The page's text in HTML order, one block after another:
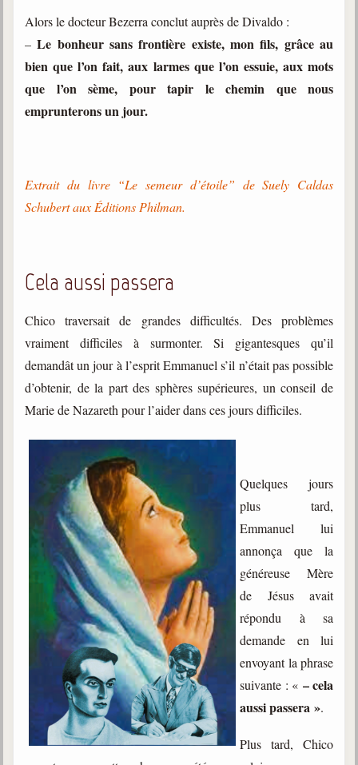
Alors le docteur Bezerra conclut auprès de Divaldo :
–Le bonheur sans frontière existe, mon fils, grâce au
bien que l’on fait, aux larmes que l’on essuie, aux mots
que l’on sème, pour tapir le chemin que nous
emprunterons un jour.
Extrait du livre “Le semeur d’étoile” de Suely Caldas
Schubert aux Éditions Philman.
Cela aussi passera
Chico traversait de grandes difficultés. Des problèmes
vraiment difficiles à surmonter. Si gigantesques qu’il
demandât un jour à l’esprit Emmanuel s’il n’était pas possible
d’obtenir, de la part des sphères supérieures, un conseil de
Marie de Nazareth pour l’aider dans ces jours difficiles.
Quelques jours
plus tard,
Emmanuel lui
annonça que la
généreuse Mère
de Jésus avait
répondu à sa
demande en lui
envoyant la phrase
suivante : « – cela
aussi passera ».
Plus tard, Chico